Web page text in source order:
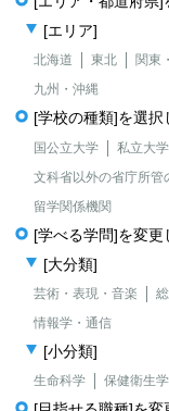
[エリア]
北海道 東北 関東
九州・沖縄
[学校の種類]を選択
国公立大学 私立大学
文科省以外の省庁所管
留学関係機関
[学べる学問]を変更
[大分類]
芸術・表現・音楽
情報学・通信
[小分類]
生命科学 保健衛生学